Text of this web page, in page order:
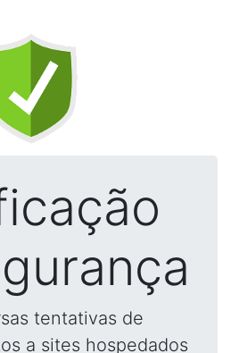
tentativas de
a sites hospedados